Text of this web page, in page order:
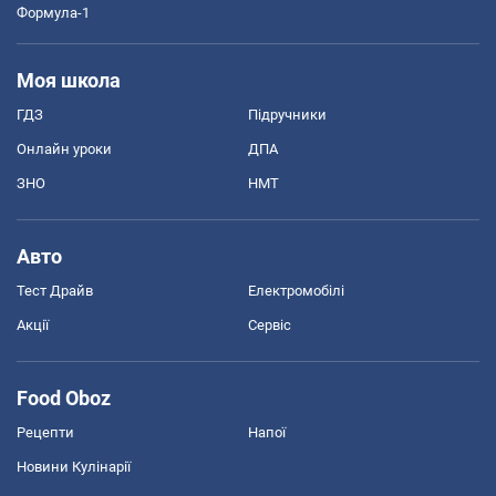
Формула-1
Моя школа
ГДЗ Підручники
Онлайн уроки ДПА
ЗНО НМТ
Авто
Тест Драйв Електромобілі
Акції Сервіс
Food Oboz
Рецепти Напої
Новини Кулінарії